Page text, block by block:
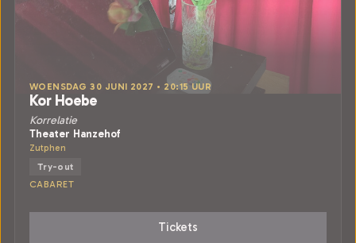
WOENSDAG 30 JUNI 2027 • 20:15 UUR
Kor Hoebe
Korrelatie
Theater Hanzehof
Zutphen
Try-out
CABARET
Tickets